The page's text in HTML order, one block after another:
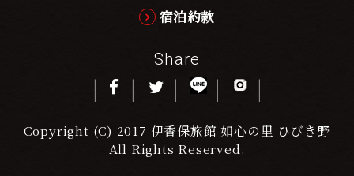
宿泊約款
Share
Copyright (C) 2017 伊香保旅館 如心の里 ひびき野
All Rights Reserved.